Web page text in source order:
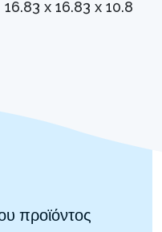
16.83 x 16.83 x 10.8
προϊόντος